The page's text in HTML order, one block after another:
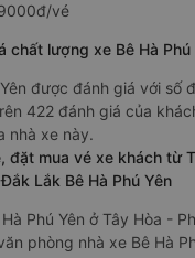
vé
chất lượng xe Bê Hà Phú
được đánh giá với số
422 đánh giá của
nhà xe này.
đặt mua vé xe khách từ
Lắk Bê Hà Phú Yên
Phú Yên ở Tây Hòa -
phòng nhà xe Bê Hà